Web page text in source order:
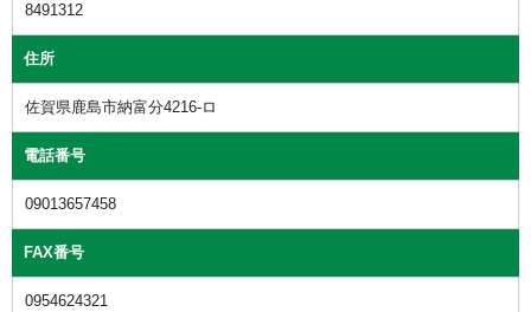
8491312
住所
佐賀県鹿島市納富分4216-ロ
電話番号
09013657458
FAX番号
0954624321